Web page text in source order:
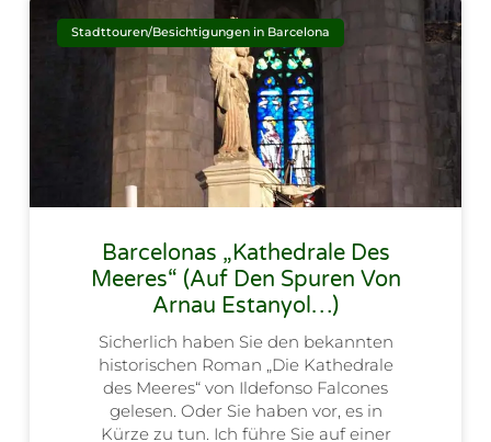
Stadttouren/Besichtigungen in Barcelona
Barcelonas „Kathedrale Des
Meeres“ (Auf Den Spuren Von
Arnau Estanyol…)
Sicherlich haben Sie den bekannten
historischen Roman „Die Kathedrale
des Meeres“ von Ildefonso Falcones
gelesen. Oder Sie haben vor, es in
Kürze zu tun. Ich führe Sie auf einer